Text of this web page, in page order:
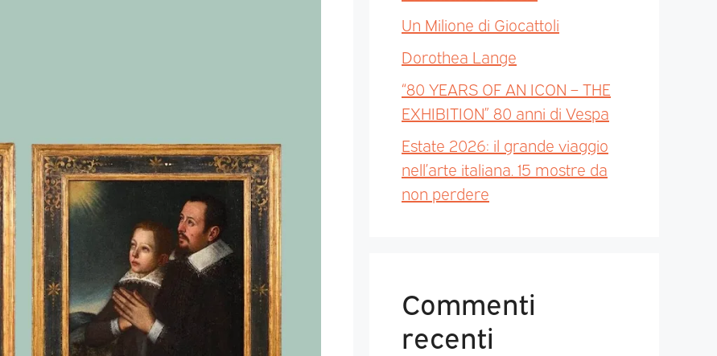
Un Milione di Giocattoli
Dorothea Lange
“80 YEARS OF AN ICON – THE
EXHIBITION” 80 anni di Vespa
Estate 2026: il grande viaggio
nell’arte italiana. 15 mostre da
non perdere
Commenti
recenti